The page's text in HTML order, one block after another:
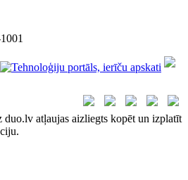
atļaujas aizliegts kopēt un izplatīt